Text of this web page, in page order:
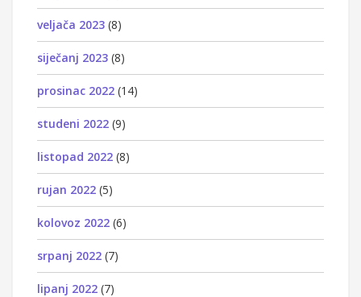
veljača 2023 (8)
siječanj 2023 (8)
prosinac 2022 (14)
studeni 2022 (9)
listopad 2022 (8)
rujan 2022 (5)
kolovoz 2022 (6)
srpanj 2022 (7)
lipanj 2022 (7)